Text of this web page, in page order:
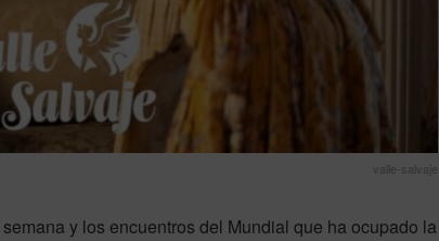
valle-salvaje
y los encuentros del Mundial que ha ocupado la